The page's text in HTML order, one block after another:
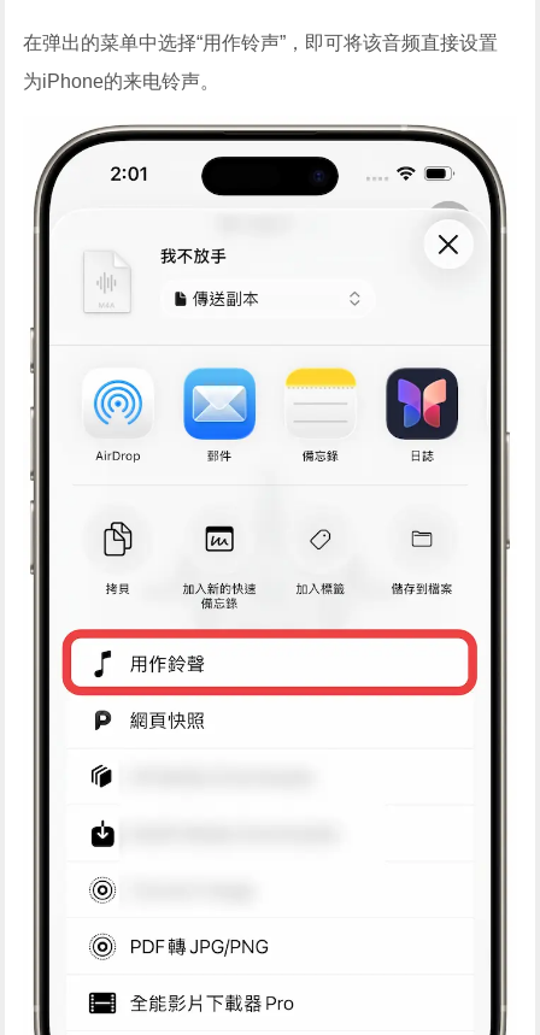
在弹出的菜单中选择“用作铃声”，即可将该音频直接设置
为iPhone的来电铃声。